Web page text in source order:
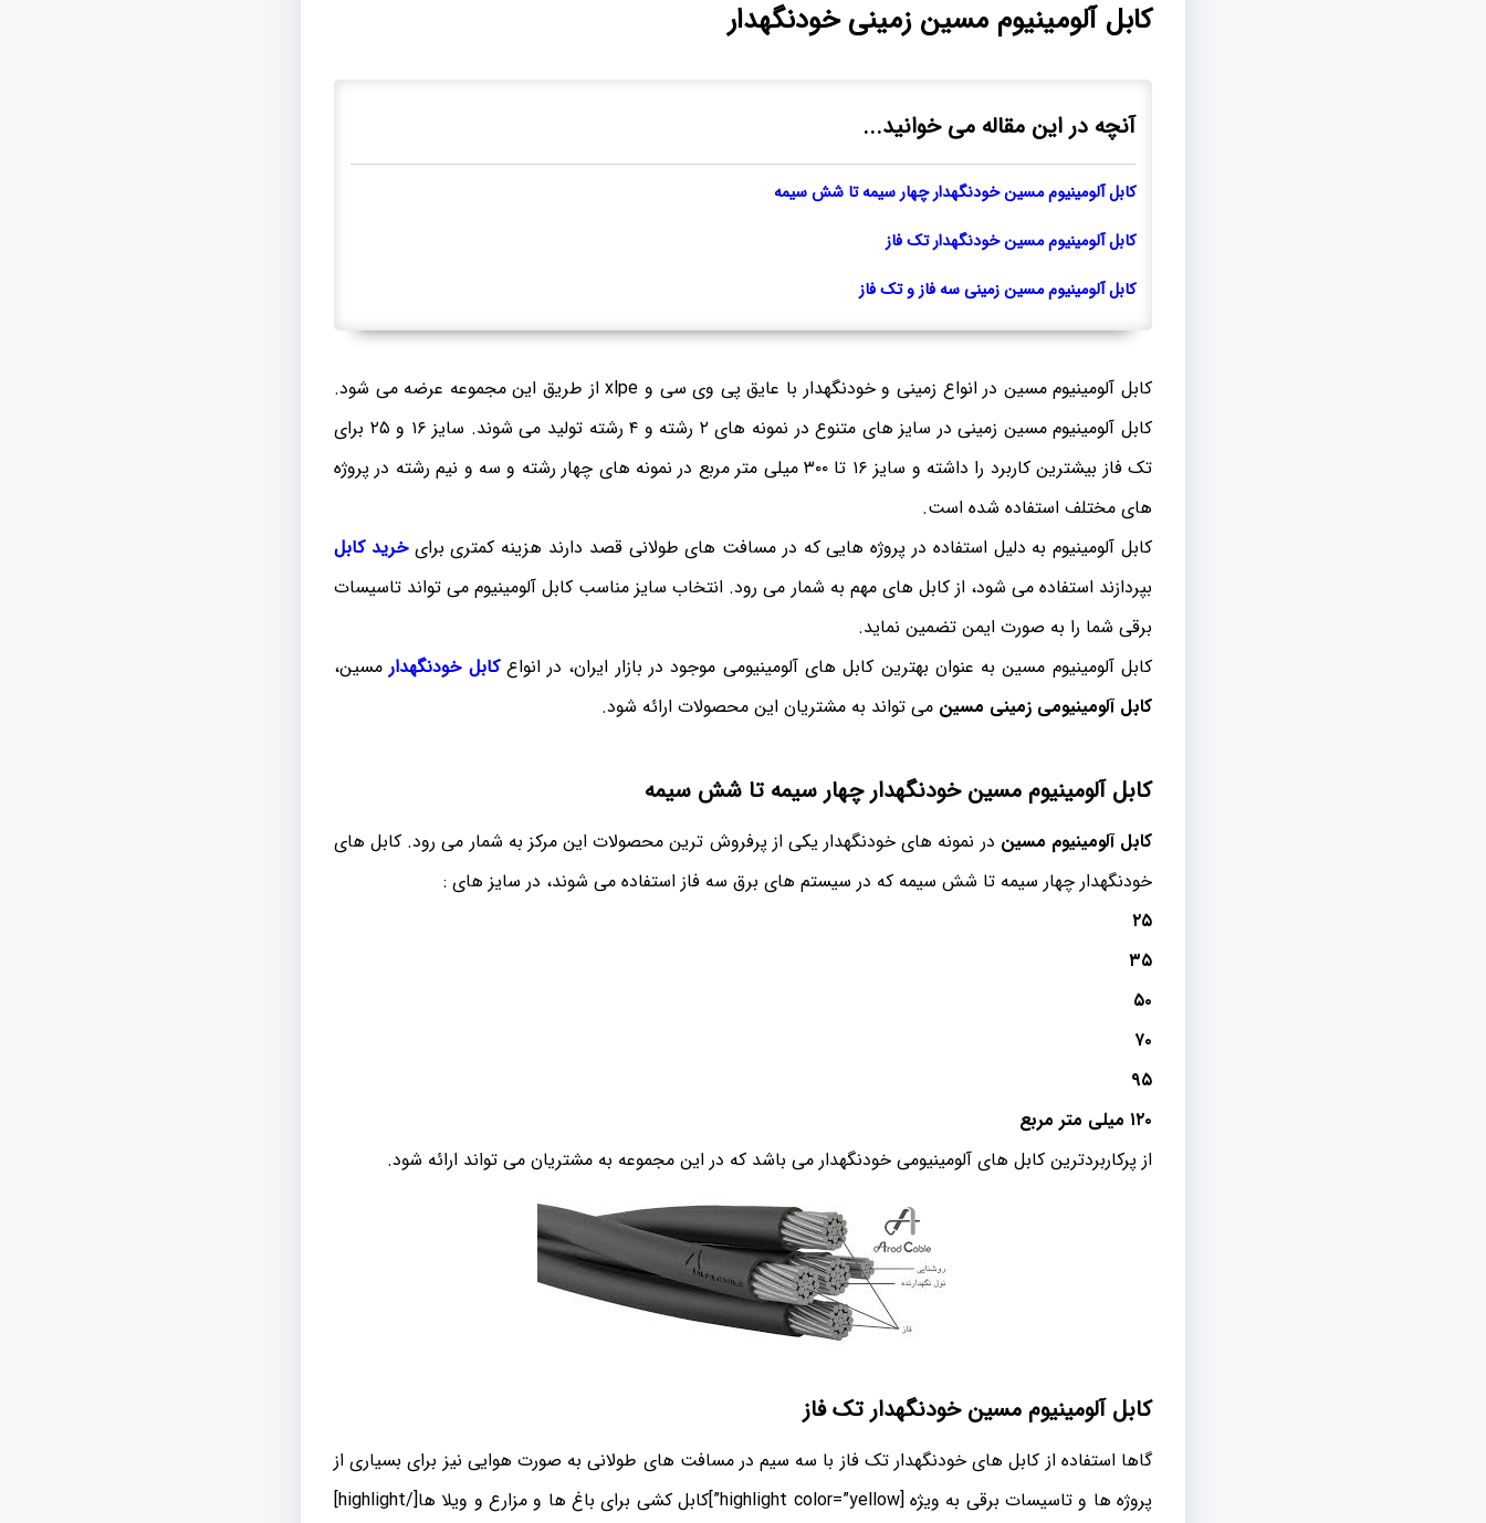
کابل آلومینیوم مسین زمینی خودنگهدار
آنچه در این مقاله می خوانید...
کابل آلومینیوم مسین خودنگهدار چهار سیمه تا شش سیمه
کابل آلومینیوم مسین خودنگهدار تک فاز
کابل آلومینیوم مسین زمینی سه فاز و تک فاز
کابل آلومینیوم مسین در انواع زمینی و خودنگهدار با عایق پی وی سی و xlpe از طریق این مجموعه عرضه می شود.
کابل آلومینیوم مسین زمینی در سایز های متنوع در نمونه های ۲ رشته و ۴ رشته تولید می شوند. سایز ۱۶ و ۲۵ برای
تک فاز بیشترین کاربرد را داشته و سایز ۱۶ تا ۳۰۰ میلی متر مربع در نمونه های چهار رشته و سه و نیم رشته در پروژه
های مختلف استفاده شده است.
کابل آلومینیوم به دلیل استفاده در پروژه هایی که در مسافت های طولانی قصد دارند هزینه کمتری برایخرید کابل
بپردازند استفاده می شود، از کابل های مهم به شمار می رود. انتخاب سایز مناسب کابل آلومینیوم می تواند تاسیسات
برقی شما را به صورت ایمن تضمین نماید.
کابل آلومینیوم مسین به عنوان بهترین کابل های آلومینیومی موجود در بازار ایران، در انواعکابل خودنگهدارمسین،
کابل آلومینیومی زمینی مسین می تواند به مشتریان این محصولات ارائه شود.
کابل آلومینیوم مسین خودنگهدار چهار سیمه تا شش سیمه
کابل آلومینیوم مسین در نمونه های خودنگهدار یکی از پرفروش ترین محصولات این مرکز به شمار می رود. کابل های
خودنگهدار چهار سیمه تا شش سیمه که در سیستم های برق سه فاز استفاده می شوند، در سایز های :
۲۵
۳۵
۵۰
۷۰
۹۵
۱۲۰ میلی متر مربع
از پرکاربردترین کابل های آلومینیومی خودنگهدار می باشد که در این مجموعه به مشتریان می تواند ارائه شود.
کابل آلومینیوم مسین خودنگهدار تک فاز
گاها استفاده از کابل های خودنگهدار تک فاز با سه سیم در مسافت های طولانی به صورت هوایی نیز برای بسیاری از
پروژه ها و تاسیسات برقی به ویژه [highlight color=”yellow”]کابل کشی برای باغ ها و مزارع و ویلا ها[/highlight]